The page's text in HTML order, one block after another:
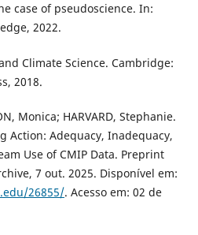
case of pseudoscience. In:
2022.
Climate Science. Cambridge:
2018.
Monica; HARVARD, Stephanie.
Action: Adequacy, Inadequacy,
Use of CMIP Data. Preprint
7 out. 2025. Disponível em:
26855/. Acesso em: 02 de